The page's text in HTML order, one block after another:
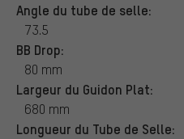
Angle du tube de selle:
73.5
BB Drop:
80 mm
Largeur du Guidon Plat:
680 mm
Longueur du Tube de Selle: